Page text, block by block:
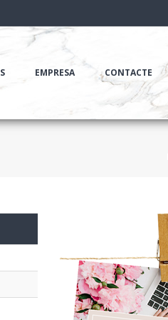
EMPRESA CONTACTE